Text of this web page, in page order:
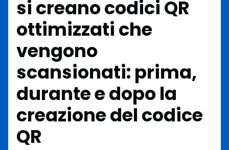
si creano codici QR
ottimizzati che
vengono
scansionati: prima,
durante e dopo la
creazione del codice
QR